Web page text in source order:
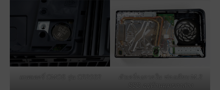
แบตเตอรี่ CMOS รุ่น CR2032
ตัวเครื่องภายใน ช่องเสียบ M.2
SSD อยู่ด้านมุมขวาล่าง